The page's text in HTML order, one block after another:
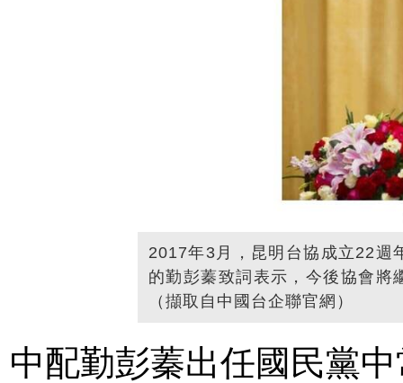
2017年3月，昆明台協成立22週
的勤彭蓁致詞表示，今後協會將
（擷取自中國台企聯官網）
中配勤彭蓁出任國民黨